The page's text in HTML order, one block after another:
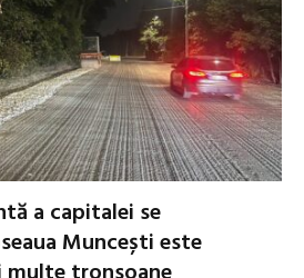
a capitalei se
Muncești este